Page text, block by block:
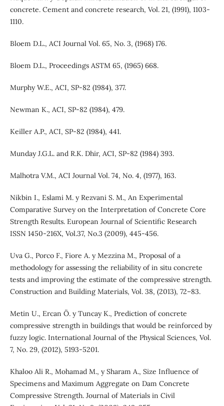
concrete. Cement and concrete research, Vol. 21, (1991), 1103-
1110.
Bloem D.L., ACI Journal Vol. 65, No. 3, (1968) 176.
Bloem D.L., Proceedings ASTM 65, (1965) 668.
Murphy W.E., ACI, SP-82 (1984), 377.
Newman K., ACI, SP-82 (1984), 479.
Keiller A.P., ACI, SP-82 (1984), 441.
Munday J.G.L. and R.K. Dhir, ACI, SP-82 (1984) 393.
Malhotra V.M., ACI Journal Vol. 74, No. 4, (1977), 163.
Nikbin I., Eslami M. y Rezvani S. M., An Experimental
Comparative Survey on the Interpretation of Concrete Core
Strength Results. European Journal of Scientific Research
ISSN 1450-216X, Vol.37, No.3 (2009), 445-456.
Uva G., Porco F., Fiore A. y Mezzina M., Proposal of a
methodology for assessing the reliability of in situ concrete
tests and improving the estimate of the compressive strength.
Construction and Building Materials, Vol. 38, (2013), 72–83.
Metin U., Ercan Ö. y Tuncay K., Prediction of concrete
compressive strength in buildings that would be reinforced by
fuzzy logic. International Journal of the Physical Sciences, Vol.
7, No. 29, (2012), 5193-5201.
Khaloo Ali R., Mohamad M., y Sharam A., Size Influence of
Specimens and Maximum Aggregate on Dam Concrete
Compressive Strength. Journal of Materials in Civil